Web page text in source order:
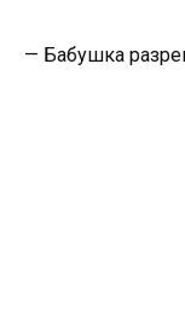
— Бабушка